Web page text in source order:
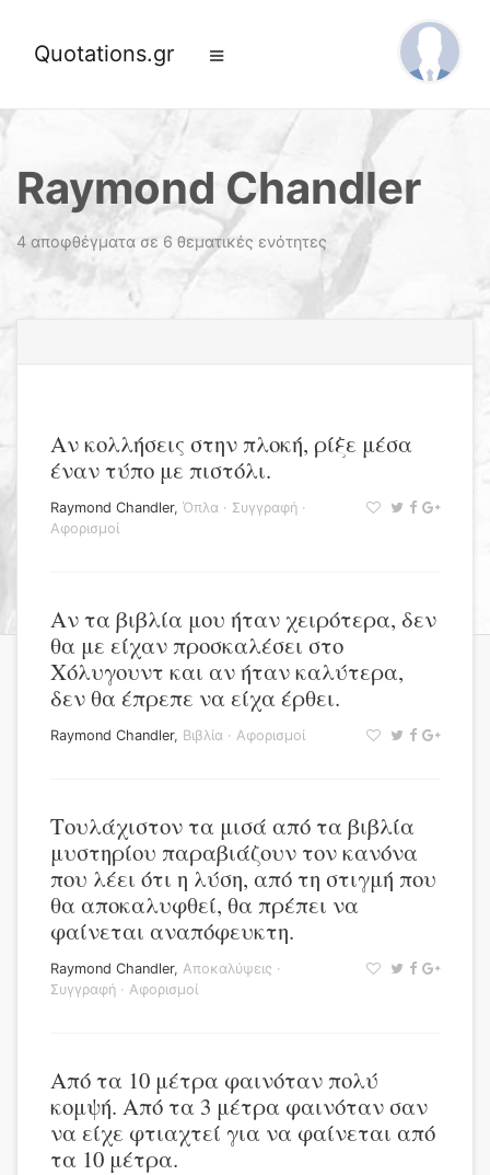
Quotations.gr
Raymond Chandler
4 αποφθέγματα σε 6 θεματικές ενότητες
Αν κολλήσεις στην πλοκή, ρίξε μέσα
έναν τύπο με πιστόλι.
Raymond Chandler, Όπλα · Συγγραφή ·
Αφορισμοί
Αν τα βιβλία μου ήταν χειρότερα, δεν
θα με είχαν προσκαλέσει στο
Χόλυγουντ και αν ήταν καλύτερα,
δεν θα έπρεπε να είχα έρθει.
Raymond Chandler, Βιβλία · Αφορισμοί
Τουλάχιστον τα μισά από τα βιβλία
μυστηρίου παραβιάζουν τον κανόνα
που λέει ότι η λύση, από τη στιγμή που
θα αποκαλυφθεί, θα πρέπει να
φαίνεται αναπόφευκτη.
Raymond Chandler, Αποκαλύψεις ·
Συγγραφή · Αφορισμοί
Από τα 10 μέτρα φαινόταν πολύ
κομψή. Από τα 3 μέτρα φαινόταν σαν
να είχε φτιαχτεί για να φαίνεται από
τα 10 μέτρα.